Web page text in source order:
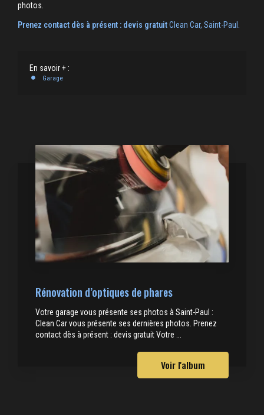
photos.
Prenez contact dès à présent : devis gratuitClean Car, Saint-Paul.
En savoir + :
Garage
Rénovation d’optiques de phares
Votre garage vous présente ses photos à Saint-Paul :
Clean Car vous présente ses dernières photos. Prenez
contact dès à présent : devis gratuit Votre ...
Voir l'album